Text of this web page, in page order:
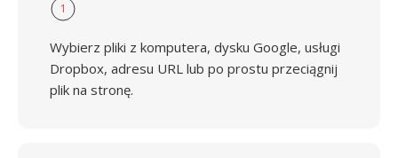
1
Wybierz pliki z komputera, dysku Google, usługi
Dropbox, adresu URL lub po prostu przeciągnij
plik na stronę.